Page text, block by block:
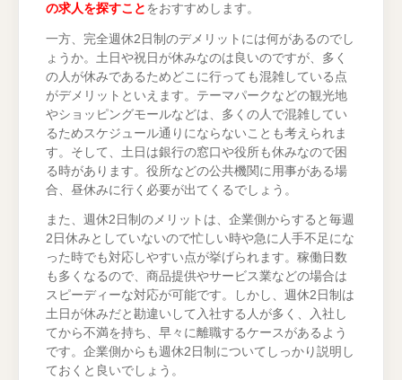
の求人を探すこと をおすすめします。
一方、完全週休2日制のデメリットには何があるのでし
ょうか。土日や祝日が休みなのは良いのですが、多く
の人が休みであるためどこに行っても混雑している点
がデメリットといえます。テーマパークなどの観光地
やショッピングモールなどは、多くの人で混雑してい
るためスケジュール通りにならないことも考えられま
す。そして、土日は銀行の窓口や役所も休みなので困
る時があります。役所などの公共機関に用事がある場
合、昼休みに行く必要が出てくるでしょう。
また、週休2日制のメリットは、企業側からすると毎週
2日休みとしていないので忙しい時や急に人手不足にな
った時でも対応しやすい点が挙げられます。稼働日数
も多くなるので、商品提供やサービス業などの場合は
スピーディーな対応が可能です。しかし、週休2日制は
土日が休みだと勘違いして入社する人が多く、入社し
てから不満を持ち、早々に離職するケースがあるよう
です。企業側からも週休2日制についてしっかり説明し
ておくと良いでしょう。